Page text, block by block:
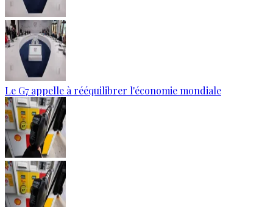
Le G7 appelle à rééquilibrer l'économie mondiale